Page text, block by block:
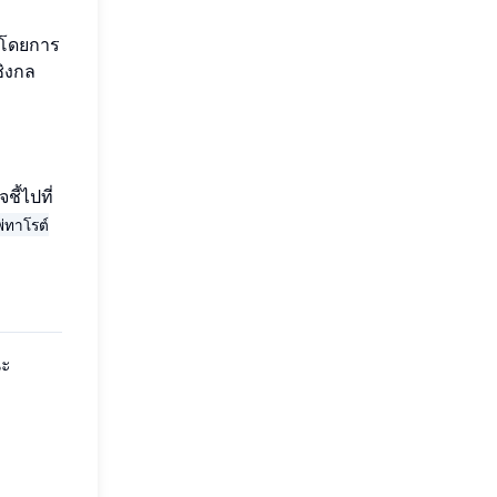
ดยการ
กล
ชี้ไปที่
ทาโรต์